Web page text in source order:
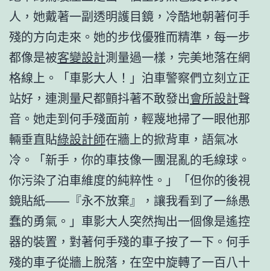
人，她戴著一副透明護目鏡，冷酷地朝著何手
殘的方向走來。她的步伐優雅而精準，每一步
都像是被客變設計測量過一樣，完美地落在網
格線上。「車影大人！」泊車警察們立刻立正
站好，連測量尺都顫抖著不敢發出會所設計聲
音。她走到何手殘面前，輕蔑地掃了一眼他那
輛垂直貼綠設計師在牆上的掀背車，語氣冰
冷。「新手，你的車技像一團混亂的毛線球。
你污染了泊車維度的純粹性。」「但你的後視
鏡貼紙——『永不放棄』，讓我看到了一絲愚
蠢的勇氣。」車影大人突然掏出一個像是遙控
器的裝置，對著何手殘的車子按了一下。何手
殘的車子從牆上脫落，在空中旋轉了一百八十